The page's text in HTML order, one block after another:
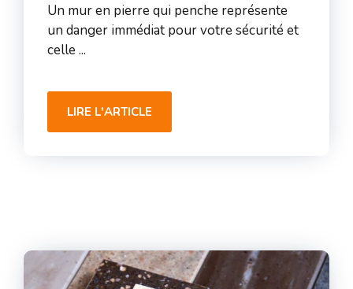
Un mur en pierre qui penche représente
un danger immédiat pour votre sécurité et
celle ...
LIRE L'ARTICLE